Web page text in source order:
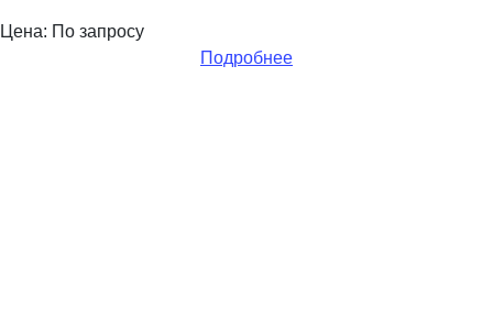
Цена: По запросу
Подробнее